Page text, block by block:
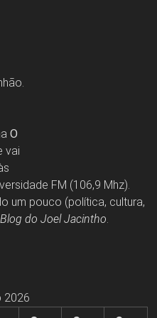
O
vai
FM (106,9 Mhz).
um pouco (política, cultura,
Blog do Joel Jacintho.
2026